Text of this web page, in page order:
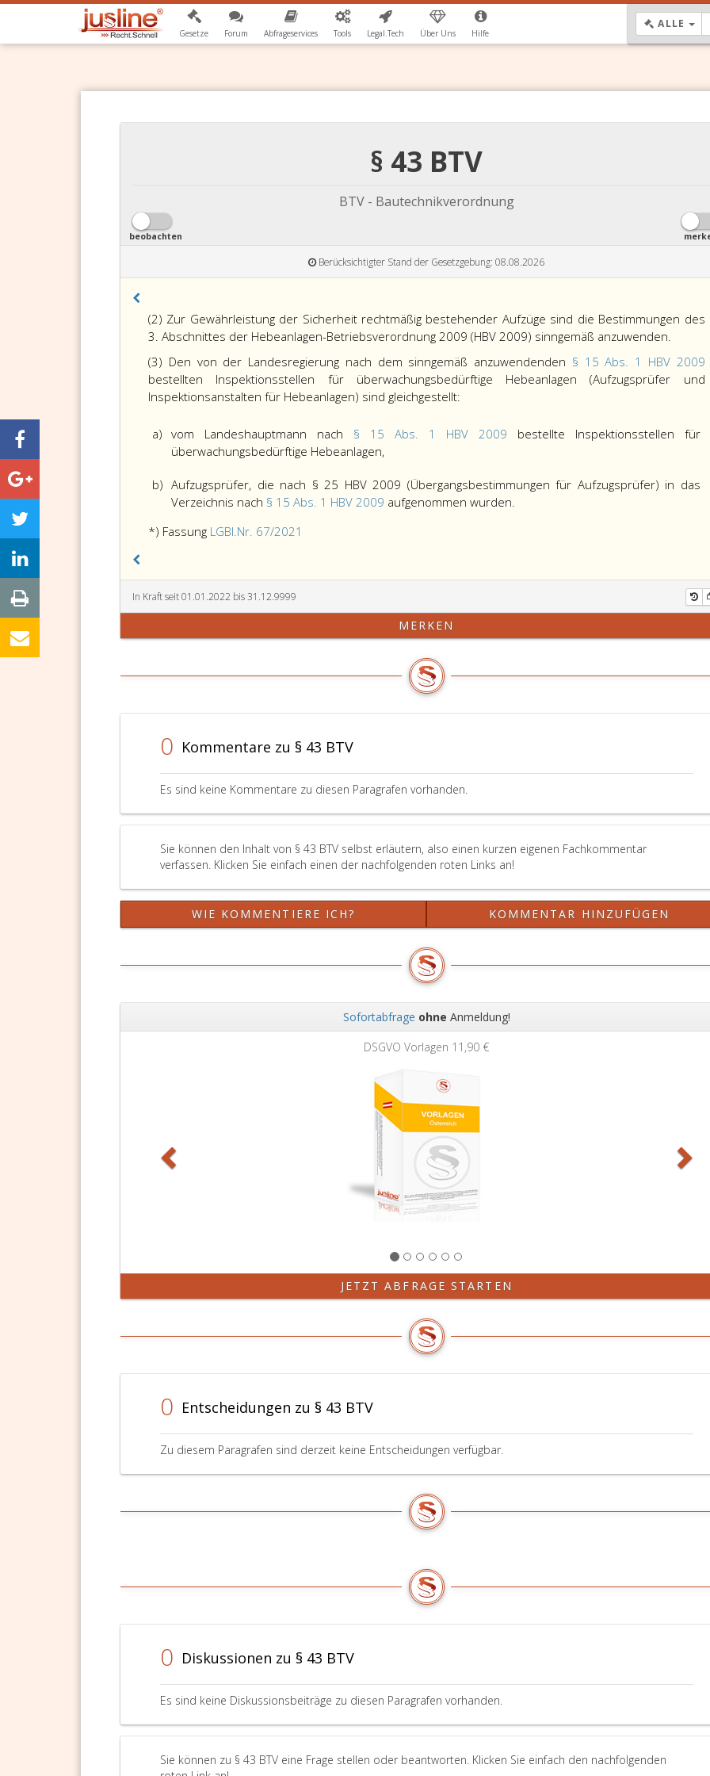
Gesetze Forum Abfrageservices Tools Legal.Tech Über Uns Hilfe
ALLE
§ 43 BTV
BTV - Bautechnikverordnung
beobachten
Berücksichtigter Stand der Gesetzgebung: 08.08.2026
(2) Zur Gewährleistung der Sicherheit rechtmäßig bestehender Aufzüge sind die Bestimmungen des
3. Abschnittes der Hebeanlagen-Betriebsverordnung 2009 (HBV 2009) sinngemäß anzuwenden.
(3) Den von der Landesregierung nach dem sinngemäß anzuwendenden § 15 Abs. 1 HBV 2009
bestellten Inspektionsstellen für überwachungsbedürftige Hebeanlagen (Aufzugsprüfer und
Inspektionsanstalten für Hebeanlagen) sind gleichgestellt:
a) vom Landeshauptmann nach § 15 Abs. 1 HBV 2009 bestellte Inspektionsstellen für
überwachungsbedürftige Hebeanlagen,
b) Aufzugsprüfer, die nach § 25 HBV 2009 (Übergangsbestimmungen für Aufzugsprüfer) in das
Verzeichnis nach § 15 Abs. 1 HBV 2009 aufgenommen wurden.
*) Fassung LGBl.Nr. 67/2021
In Kraft seit 01.01.2022 bis 31.12.9999
MERKEN
0 Kommentare zu § 43 BTV
Es sind keine Kommentare zu diesen Paragrafen vorhanden.
Sie können den Inhalt von § 43 BTV selbst erläutern, also einen kurzen eigenen Fachkommentar
verfassen. Klicken Sie einfach einen der nachfolgenden roten Links an!
WIE KOMMENTIERE ICH? KOMMENTAR HINZUFÜGEN
Sofortabfrage ohne Anmeldung!
DSGVO Vorlagen 11,90 €
JETZT ABFRAGE STARTEN
0 Entscheidungen zu § 43 BTV
Zu diesem Paragrafen sind derzeit keine Entscheidungen verfügbar.
0 Diskussionen zu § 43 BTV
Es sind keine Diskussionsbeiträge zu diesen Paragrafen vorhanden.
Sie können zu § 43 BTV eine Frage stellen oder beantworten. Klicken Sie einfach den nachfolgenden